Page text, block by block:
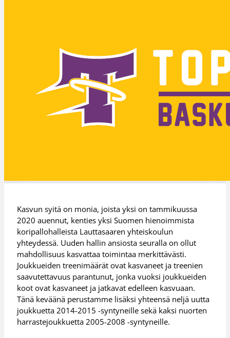
Kasvun syitä on monia, joista yksi on tammikuussa
2020 auennut, kenties yksi Suomen hienoimmista
koripallohalleista Lauttasaaren yhteiskoulun
yhteydessä. Uuden hallin ansiosta seuralla on ollut
mahdollisuus kasvattaa toimintaa merkittävästi.
Joukkueiden treenimäärät ovat kasvaneet ja treenien
saavutettavuus parantunut, jonka vuoksi joukkueiden
koot ovat kasvaneet ja jatkavat edelleen kasvuaan.
Tänä keväänä perustamme lisäksi yhteensä neljä uutta
joukkuetta 2014-2015 -syntyneille sekä kaksi nuorten
harrastejoukkuetta 2005-2008 -syntyneille.